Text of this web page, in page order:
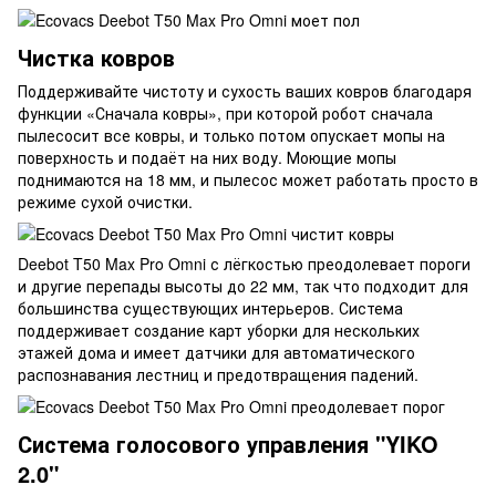
Чистка ковров
Поддерживайте чистоту и сухость ваших ковров благодаря
функции «Сначала ковры», при которой робот сначала
пылесосит все ковры, и только потом опускает мопы на
поверхность и подаёт на них воду. Моющие мопы
поднимаются на 18 мм, и пылесос может работать просто в
режиме сухой очистки.
Deebot T50 Max Pro Omni с лёгкостью преодолевает пороги
и другие перепады высоты до 22 мм, так что подходит для
большинства существующих интерьеров. Система
поддерживает создание карт уборки для нескольких
этажей дома и имеет датчики для автоматического
распознавания лестниц и предотвращения падений.
Система голосового управления "YIKO
2.0"